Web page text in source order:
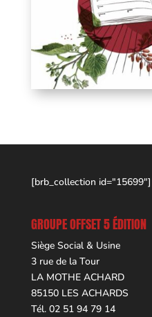
[brb_collection id="15699"]
GROUPE OFFSET 5 ÉDITION
Siège Social & Usine
3 rue de la Tour
LA MOTHE ACHARD
85150 LES ACHARDS
Tél. 02 51 94 79 14